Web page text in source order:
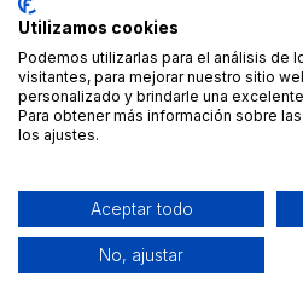
Utilizamos cookies
Podemos utilizarlas para el análisis de
visitantes, para mejorar nuestro sitio
personalizado y brindarle una
Para obtener más información sobre
los ajustes.
Aceptar todo
No, ajustar